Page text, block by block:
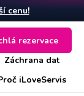
cenu!
Záchrana dat
iLoveServis
rezervace